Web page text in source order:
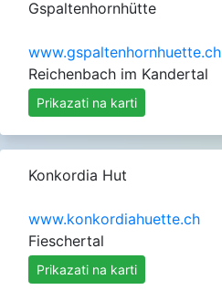
Gspaltenhornhütte
www.gspaltenhornhuette.ch
Reichenbach im Kandertal
Prikazati na karti
Konkordia Hut
www.konkordiahuette.ch
Fieschertal
Prikazati na karti